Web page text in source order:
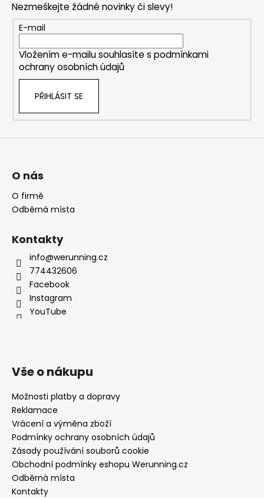
Nezmeškejte žádné novinky či slevy!
E-mail
Vložením e-mailu souhlasíte s podmínkami
ochrany osobních údajů
PŘIHLÁSIT SE
O nás
O firmě
Odběrná místa
Kontakty
info@werunning.cz
774432606
Facebook
Instagram
YouTube
Vše o nákupu
Možnosti platby a dopravy
Reklamace
Vrácení a výměna zboží
Podmínky ochrany osobních údajů
Zásady používání souborů cookie
Obchodní podmínky eshopu Werunning.cz
Odběrná místa
Kontakty